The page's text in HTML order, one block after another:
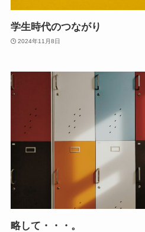
学生時代のつながり
2024年11月8日
略して・・・。